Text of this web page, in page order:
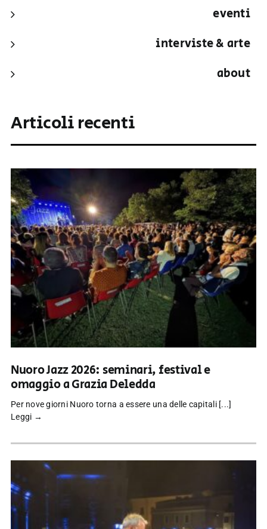
eventi
interviste & arte
about
Articoli recenti
Nuoro Jazz 2026: seminari, festival e
omaggio a Grazia Deledda
Per nove giorni Nuoro torna a essere una delle capitali [...]
Leggi →